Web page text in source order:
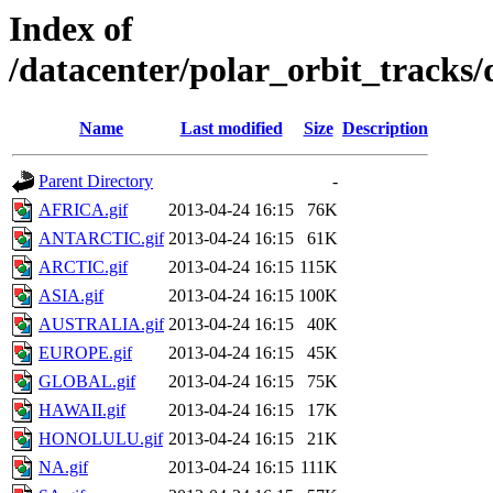
Index of
/datacenter/polar_orbit_tracks/
Name Last modified Size Description
Parent Directory
-
AFRICA.gif
2013-04-24 16:15
76K
ANTARCTIC.gif 2013-04-24 16:15
61K
ARCTIC.gif
2013-04-24 16:15 115K
ASIA.gif
2013-04-24 16:15 100K
AUSTRALIA.gif 2013-04-24 16:15
40K
EUROPE.gif
2013-04-24 16:15
45K
GLOBAL.gif
2013-04-24 16:15
75K
HAWAII.gif
2013-04-24 16:15
17K
HONOLULU.gif 2013-04-24 16:15
21K
NA.gif
2013-04-24 16:15 111K